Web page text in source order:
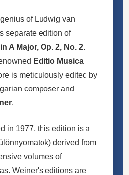
of Ludwig van
separate edition of
A Major, Op. 2, No. 2.
Editio Musica
is meticulously edited by
composer and
.
in 1977, this edition is a
derived from
volumes of
Weiner's editions are